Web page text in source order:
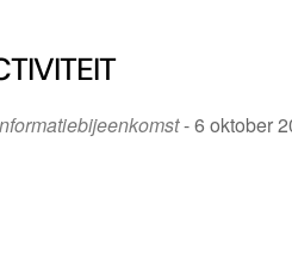
- 6 oktober